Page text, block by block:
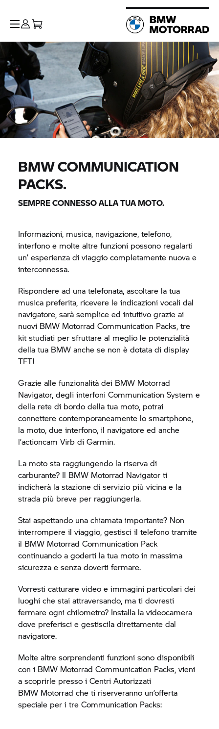
BMW COMMUNICATION
PACKS.
SEMPRE CONNESSO ALLA TUA MOTO.
Informazioni, musica, navigazione, telefono,
interfono e molte altre funzioni possono regalarti
un’ esperienza di viaggio completamente nuova e
interconnessa.
Rispondere ad una telefonata, ascoltare la tua
musica preferita, ricevere le indicazioni vocali dal
navigatore, sarà semplice ed intuitivo grazie ai
nuovi BMW Motorrad Communication Packs, tre
kit studiati per sfruttare al meglio le potenzialità
della tua BMW anche se non è dotata di display
TFT!
Grazie alle funzionalità dei BMW Motorrad
Navigator, degli interfoni Communication System e
della rete di bordo della tua moto, potrai
connettere contemporaneamente lo smartphone,
la moto, due interfono, il navigatore ed anche
l’actioncam Virb di Garmin.
La moto sta raggiungendo la riserva di
carburante? Il BMW Motorrad Navigator ti
indicherà la stazione di servizio più vicina e la
strada più breve per raggiungerla.
Stai aspettando una chiamata importante? Non
interrompere il viaggio, gestisci il telefono tramite
il BMW Motorrad Communication Pack
continuando a goderti la tua moto in massima
sicurezza e senza doverti fermare.
Vorresti catturare video e immagini particolari dei
luoghi che stai attraversando, ma ti dovresti
fermare ogni chilometro? Installa la videocamera
dove preferisci e gestiscila direttamente dal
navigatore.
Molte altre sorprendenti funzioni sono disponibili
con i BMW Motorrad Communication Packs, vieni
a scoprirle presso i Centri Autorizzati
BMW Motorrad che ti riserveranno un’offerta
speciale per i tre Communication Packs: